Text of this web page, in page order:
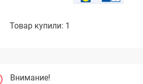
Товар купили: 1
Внимание!